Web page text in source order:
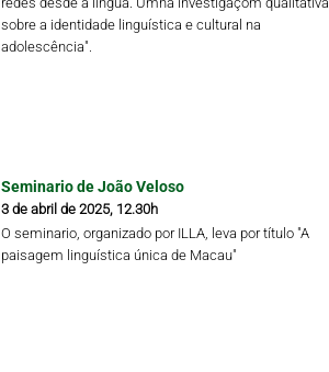
sobre a identidade linguística e cultural na
adolescência".
Seminario de João Veloso
3 de abril de 2025, 12.30h
O seminario, organizado por ILLA, leva por título "A
paisagem linguística única de Macau"